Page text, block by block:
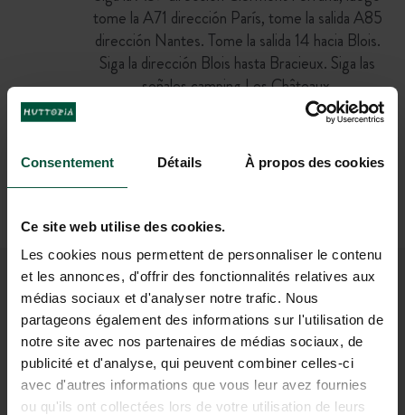
Consentement Détails À propos des cookies
Ce site web utilise des cookies.
Les cookies nous permettent de personnaliser le contenu
et les annonces, d'offrir des fonctionnalités relatives aux
médias sociaux et d'analyser notre trafic. Nous
partageons également des informations sur l'utilisation de
notre site avec nos partenaires de médias sociaux, de
publicité et d'analyse, qui peuvent combiner celles-ci
avec d'autres informations que vous leur avez fournies
ou qu'ils ont collectées lors de votre utilisation de leurs
tome la A71 dirección París, tome la salida A85
dirección Nantes. Tome la salida 14 hacia Blois.
Siga la dirección Blois hasta Bracieux. Siga las
señales camping Les Châteaux.
Luego
En bicicleta
ÚNETE A NUESTRA
COMUNIDAD
¡Para ser el primero en conocer las novedades y
ofertas promocionales de Huttopia!